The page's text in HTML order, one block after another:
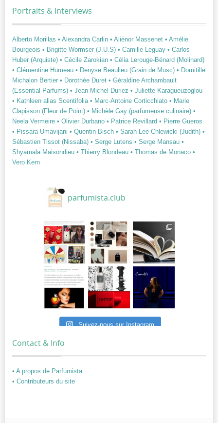
Portraits & Interviews
Alberto Morillas • Alexandra Carlin • Aliénor Massenet • Amélie
Bourgeois • Brigitte Wormser (J.U.S) • Camille Leguay • Carlos
Huber (Arquiste) • Cécile Zarokian • Célia Lerouge-Bénard (Molinard)
• Clémentine Humeau • Denyse Beaulieu (Grain de Musc) • Domitille
Michalon Bertier • Dorothée Duret • Géraldine Archambault
(Essential Parfums) • Jean-Michel Duriez • Juliette Karagueuzoglou
• Kathleen alias Scentifolia • Marc-Antoine Corticchiato • Marie
Clapisson (Fleur de Point) • Michèle Gay (parfumeuse culinaire) •
Neela Vermeire • Olivier Durbano • Patrice Revillard • Pierre Gueros
• Pissara Umavijani • Quentin Bisch • Sarah-Lee Chlewicki (Judith) •
Sébastien Tissot (Nissaba) • Serge Lutens • Serge Mansau •
Shyamala Maisondieu • Thierry Blondeau • Thomas de Monaco •
Vero Kern
parfumista.club
Suivez-nous sur Instagram
Contact & Info
• A propos de Parfumista
• Contributeurs du site